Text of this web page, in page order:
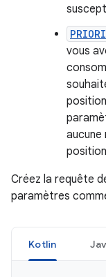
vous
Créez la requête
paramètres
Kotlin